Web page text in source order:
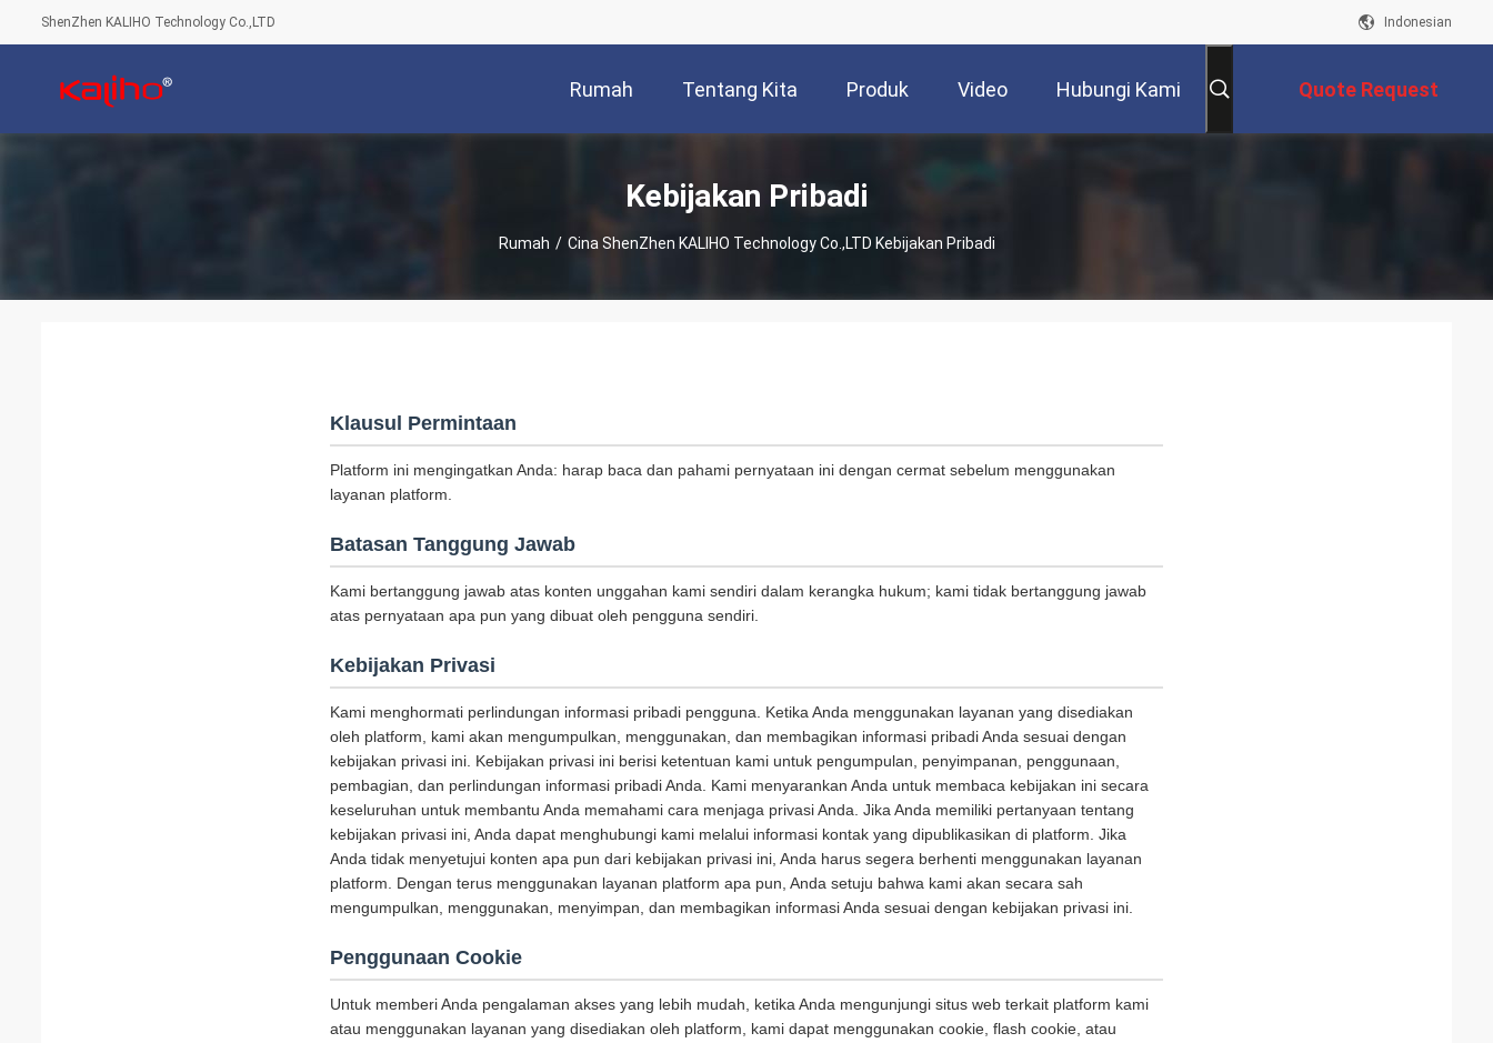
ShenZhen KALIHO Technology Co.,LTD Indonesian
Rumah Tentang Kita Produk Video Hubungi Kami Quote Request
Kebijakan Pribadi
Rumah / Cina ShenZhen KALIHO Technology Co.,LTD Kebijakan Pribadi
Klausul Permintaan
Platform ini mengingatkan Anda: harap baca dan pahami pernyataan ini dengan cermat sebelum menggunakan
layanan platform.
Batasan Tanggung Jawab
Kami bertanggung jawab atas konten unggahan kami sendiri dalam kerangka hukum; kami tidak bertanggung jawab
atas pernyataan apa pun yang dibuat oleh pengguna sendiri.
Kebijakan Privasi
Kami menghormati perlindungan informasi pribadi pengguna. Ketika Anda menggunakan layanan yang disediakan
oleh platform, kami akan mengumpulkan, menggunakan, dan membagikan informasi pribadi Anda sesuai dengan
kebijakan privasi ini. Kebijakan privasi ini berisi ketentuan kami untuk pengumpulan, penyimpanan, penggunaan,
pembagian, dan perlindungan informasi pribadi Anda. Kami menyarankan Anda untuk membaca kebijakan ini secara
keseluruhan untuk membantu Anda memahami cara menjaga privasi Anda. Jika Anda memiliki pertanyaan tentang
kebijakan privasi ini, Anda dapat menghubungi kami melalui informasi kontak yang dipublikasikan di platform. Jika
Anda tidak menyetujui konten apa pun dari kebijakan privasi ini, Anda harus segera berhenti menggunakan layanan
platform. Dengan terus menggunakan layanan platform apa pun, Anda setuju bahwa kami akan secara sah
mengumpulkan, menggunakan, menyimpan, dan membagikan informasi Anda sesuai dengan kebijakan privasi ini.
Penggunaan Cookie
Untuk memberi Anda pengalaman akses yang lebih mudah, ketika Anda mengunjungi situs web terkait platform kami
atau menggunakan layanan yang disediakan oleh platform, kami dapat menggunakan cookie, flash cookie, atau